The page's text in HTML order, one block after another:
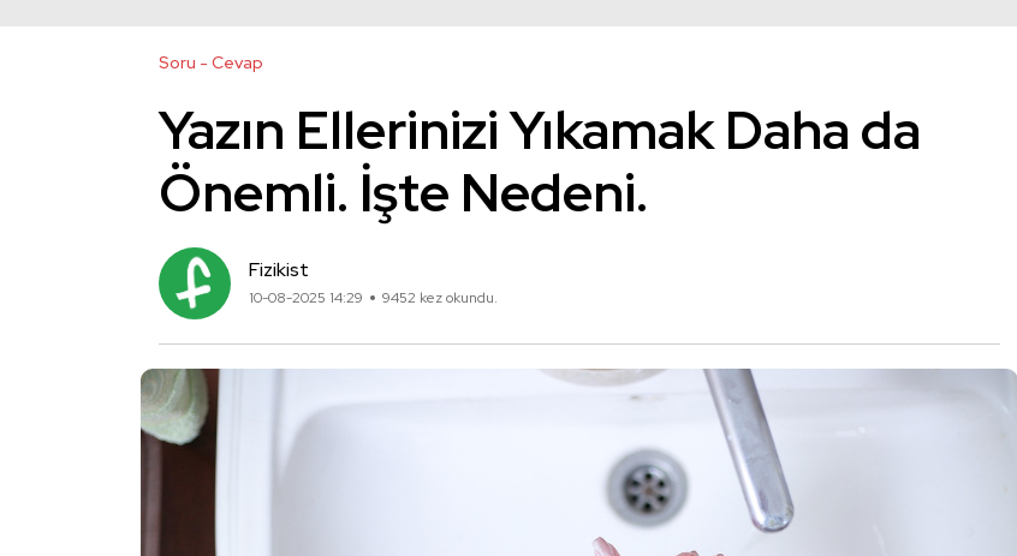
Soru - Cevap
Yazın Ellerinizi Yıkamak Daha da
Önemli. İşte Nedeni.
Fizikist
10-08-2025 14:29 9452 kez okundu.